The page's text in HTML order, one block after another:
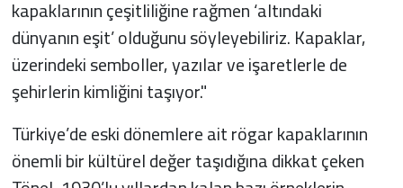
kapaklarının çeşitliliğine rağmen ‘altındaki
dünyanın eşit’ olduğunu söyleyebiliriz. Kapaklar,
üzerindeki semboller, yazılar ve işaretlerle de
şehirlerin kimliğini taşıyor."
Türkiye’de eski dönemlere ait rögar kapaklarının
önemli bir kültürel değer taşıdığına dikkat çeken